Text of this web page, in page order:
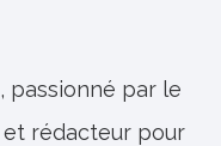
passionné par le
rédacteur pour